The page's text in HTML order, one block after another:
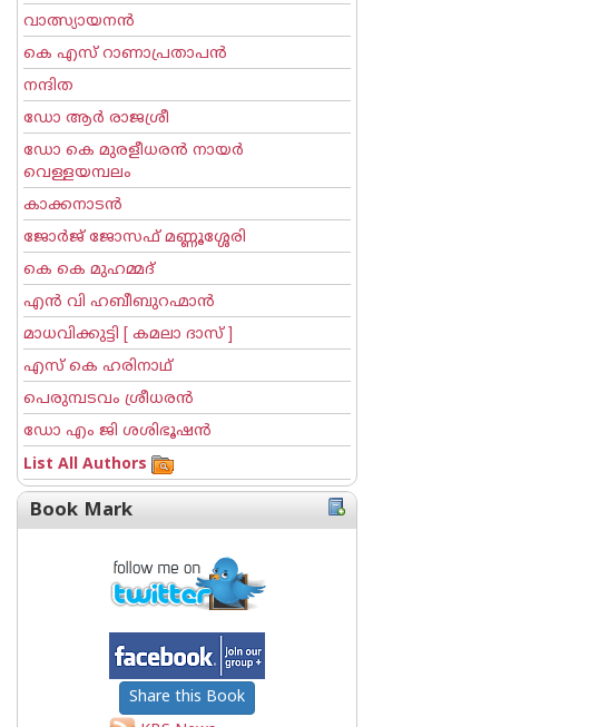
വാത്സ്യായനന്‍
കെ എസ് റാണാപ്രതാപന്‍
നന്ദിത
ഡോ ആര്‍ രാജശ്രീ
ഡോ കെ മുരളീധരന്‍ നായര്‍
വെള്ളയമ്പലം
കാക്കനാടന്‍
ജോര്‍ജ് ജോസഫ് മണ്ണൂശ്ശേരി
കെ കെ മുഹമ്മദ്
എന്‍ വി ഹബീബുറഹ്മാന്‍
മാധവിക്കുട്ടി [ കമലാ ദാസ് ]
എസ് കെ ഹരിനാഥ്
പെരുമ്പടവം ശ്രീധര‌ന്‍
ഡോ എം ജി ശശിഭൂഷന്‍
List All Authors
Book Mark
Share this Book